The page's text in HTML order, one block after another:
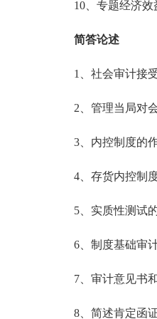
10、专题经济效
简答论述
1、社会审计接受
2、管理当局对会
3、内控制度的作
4、存货内控制度
5、实质性测试的
6、制度基础审计
7、审计意见书和
8、简述肯定函证